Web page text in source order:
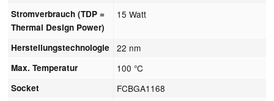
Stromverbrauch (TDP =
Thermal Design Power)
15 Watt
Herstellungstechnologie 22 nm
Max. Temperatur 100 °C
Socket FCBGA1168